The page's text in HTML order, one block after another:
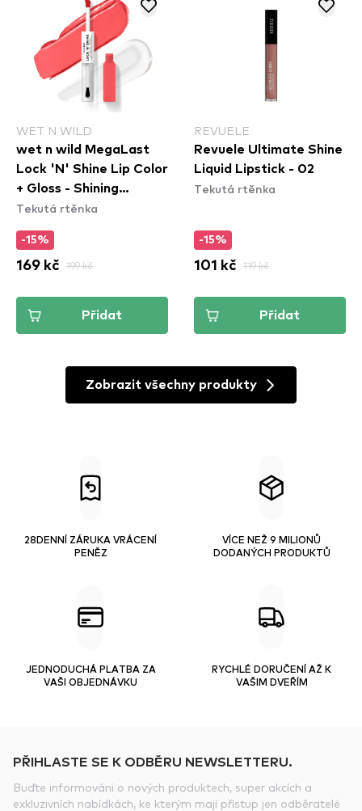
WET N WILD
wet n wild MegaLast
Lock 'N' Shine Lip Color
+ Gloss - Shining
Hibiscus
Tekutá rtěnka
-15%
169 kč 199 kč
Přidat
REVUELE
Revuele Ultimate Shine
Liquid Lipstick - 02
Tekutá rtěnka
-15%
101 kč 119 kč
Přidat
Zobrazit všechny produkty
28DENNÍ ZÁRUKA VRÁCENÍ
PENĚZ
VÍCE NEŽ 9 MILIONŮ
DODANÝCH PRODUKTŮ
JEDNODUCHÁ PLATBA ZA
VAŠI OBJEDNÁVKU
RYCHLÉ DORUČENÍ AŽ K
VAŠIM DVEŘÍM
PŘIHLASTE SE K ODBĚRU NEWSLETTERU.
Buďte informováni o nových produktech, super akcích a
exkluzivních nabídkách, ke kterým mají přístup jen odběratelé